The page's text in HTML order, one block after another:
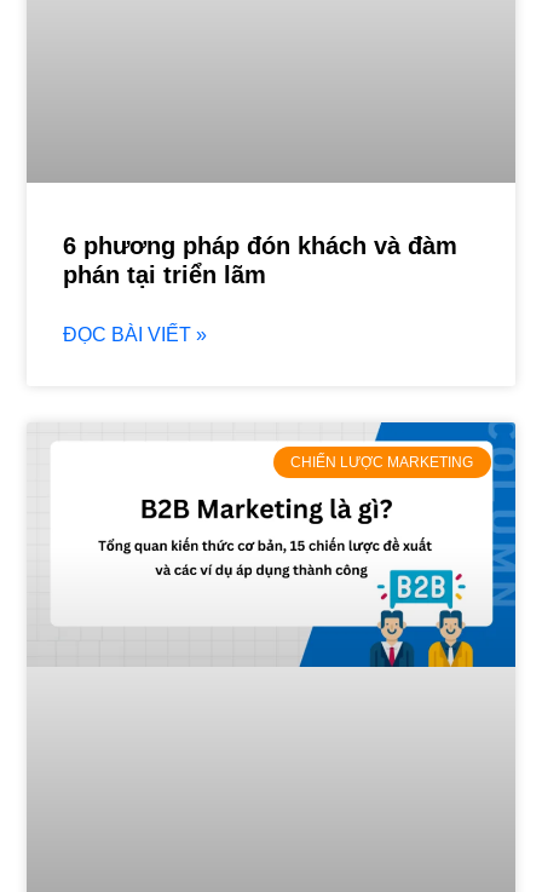
6 phương pháp đón khách và đàm
phán tại triển lãm
ĐỌC BÀI VIẾT »
CHIẾN LƯỢC MARKETING